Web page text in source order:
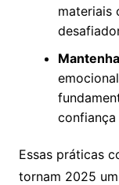
materiais
confiança
Essas práticas
tornam 2025